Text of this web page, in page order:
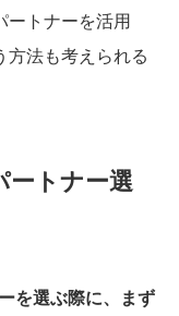
ートナーを活用
方法も考えられる
ートナー選
を選ぶ際に、まず